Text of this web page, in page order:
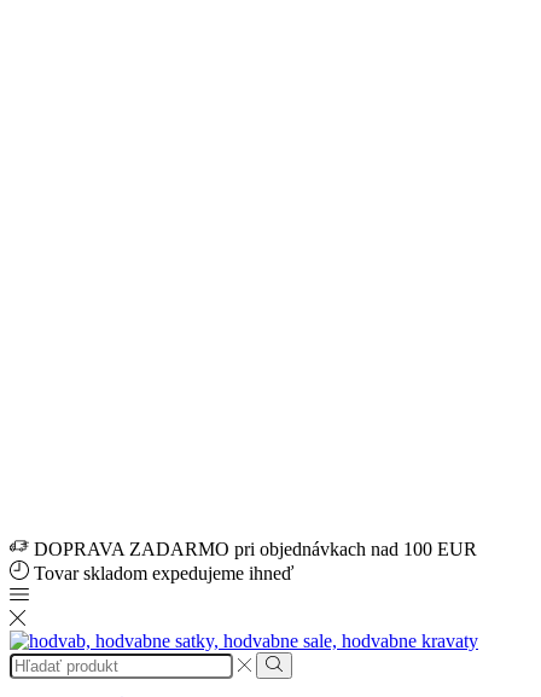
DOPRAVA ZADARMO pri objednávkach nad 100 EUR
Tovar skladom expedujeme ihneď
Search
input
Search